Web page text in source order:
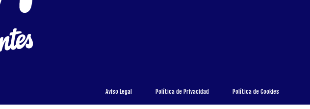
Aviso Legal Política de Privacidad Política de Cookies